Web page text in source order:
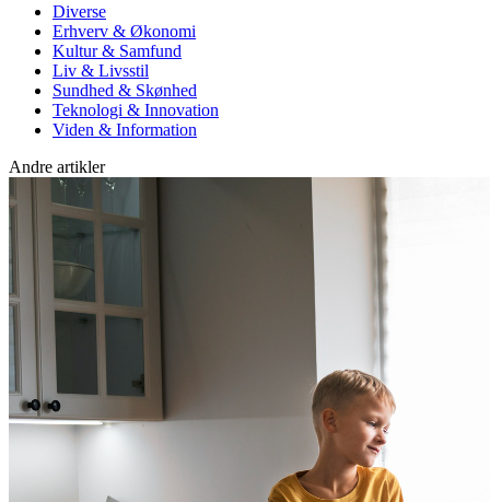
Diverse
Erhverv & Økonomi
Kultur & Samfund
Liv & Livsstil
Sundhed & Skønhed
Teknologi & Innovation
Viden & Information
Andre artikler